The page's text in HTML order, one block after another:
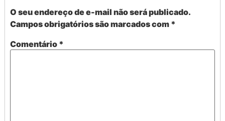
O seu endereço de e-mail não será publicado.
Campos obrigatórios são marcados com *
Comentário *